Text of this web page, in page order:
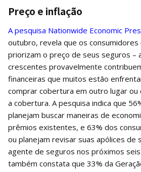
Preço e inflação
A pesquisa Nationwide Economic
outubro, revela que os consumidores
priorizam o preço de seus seguros –
crescentes provavelmente
financeiras que muitos estão
comprar cobertura em outro lugar
a cobertura. A pesquisa indica que
planejam buscar maneiras de
prêmios existentes, e 63% dos
ou planejam revisar suas apólices de
agente de seguros nos próximos
também constata que 33% da